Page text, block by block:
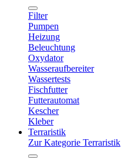
Filter
Pumpen
Heizung
Beleuchtung
Oxydator
Wasseraufbereiter
Wassertests
Fischfutter
Futterautomat
Kescher
Kleber
Terraristik
Zur Kategorie Terraristik